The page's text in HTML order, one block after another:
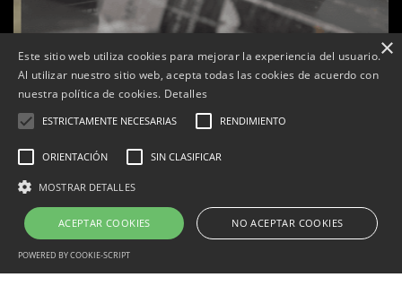
de referència de Warhammer a Lleida
Per Tàrrega Televisió 22, abril, 2026 - 08:10
×
Este sitio web utiliza cookies para mejorar la experiencia del usuario.
Al utilizar nuestro sitio web, acepta todas las cookies de acuerdo con
nuestra política de cookies. Detalles
ESTRICTAMENTE NECESARIAS RENDIMIENTO
ORIENTACIÓN SIN CLASIFICAR
MOSTRAR DETALLES
ACEPTAR COOKIES NO ACEPTAR COOKIES
POWERED BY COOKIE-SCRIPT